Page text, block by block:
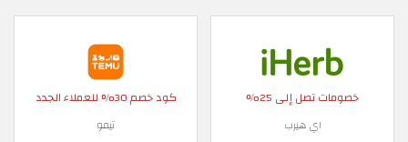
خصومات تصل إلى 25%
اي هيرب
كود خصم 30% للعملاء الجدد
تيمو